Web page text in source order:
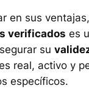
en sus
verificados es
su
real, activo y
específicos.